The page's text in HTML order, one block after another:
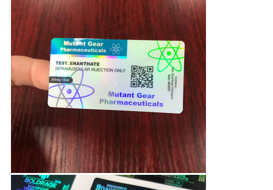
合
地
図
PRIVACY
POLICY